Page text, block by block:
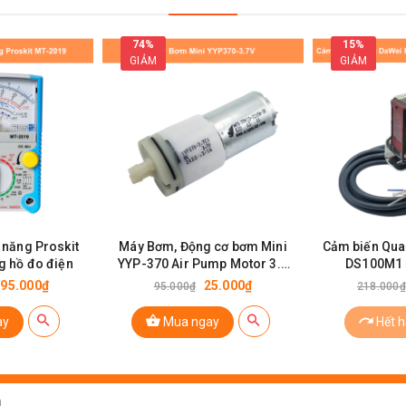
Proskit
hồ đo điện
74%
GIẢM
Máy Bơm, Động cơ bơm Mini
YYP-370 Air Pump Motor 3.7
~12VDC
95.000₫ 25.000₫
Mua ngay
15%
GIẢM
Cảm biến
218.000₫
Hết